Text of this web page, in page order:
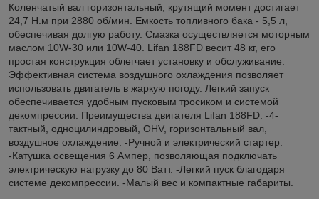
Коленчатый вал горизонтальный, крутящий момент достигает
24,7 Н.м при 2880 об/мин. Емкость топливного бака - 5,5 л,
обеспечивая долгую работу. Смазка осуществляется моторным
маслом 10W-30 или 10W-40. Lifan 188FD весит 48 кг, его
простая конструкция облегчает установку и обслуживание.
Эффективная система воздушного охлаждения позволяет
использовать двигатель в жаркую погоду. Легкий запуск
обеспечивается удобным пусковым тросиком и системой
декомпрессии. Преимущества двигателя Lifan 188FD: -4-
тактный, одноцилиндровый, OHV, горизонтальный вал,
воздушное охлаждение. -Ручной и электрический стартер.
-Катушка освещения 6 Ампер, позволяющая подключать
электрическую нагрузку до 80 Ватт. -Легкий пуск благодаря
системе декомпрессии. -Малый вес и компактные габариты.